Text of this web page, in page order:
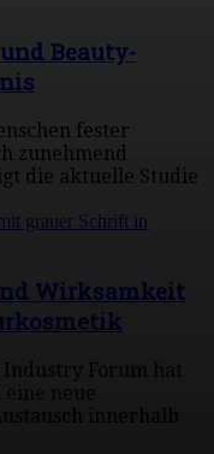
Beauty-
fester
zunehmend
die aktuelle Studie
Wirksamkeit
Forum hat
eine neue